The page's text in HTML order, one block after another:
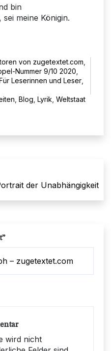
bin
meine Königin.
von zugetextet.com
Nummer 9/10 2020
Leserinnen und Leser
Blog Lyrik Weltstaat
der Unabhängigkeit
”
– zugetextet.com
wird nicht